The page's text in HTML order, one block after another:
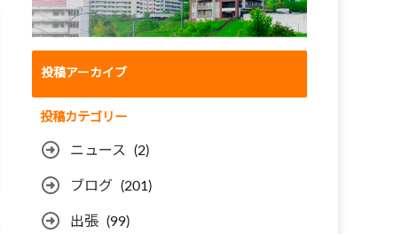
投稿アーカイブ
投稿カテゴリー
ニュース (2)
ブログ (201)
出張 (99)